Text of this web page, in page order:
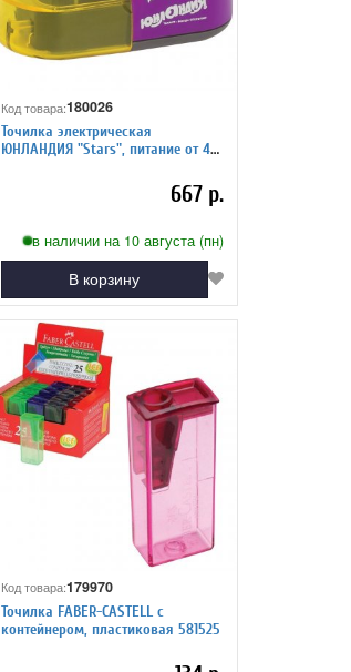
Код товара:180026
Точилка электрическая
ЮНЛАНДИЯ "Stars", питание от 4
667 р.
в наличии на 10 августа (пн)
В корзину
Код товара:179970
Точилка FABER-CASTELL с
контейнером, пластиковая 581525